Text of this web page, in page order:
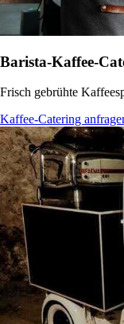
Barista-Kaffee-
Frisch gebrühte
Kaffee-Catering